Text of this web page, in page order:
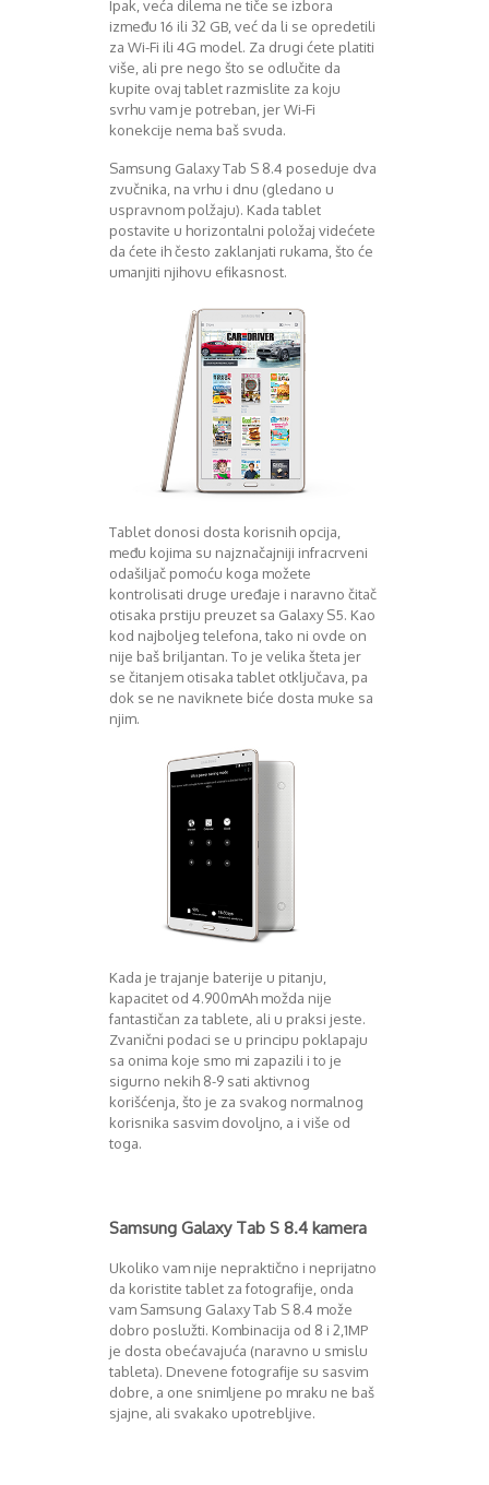
Ipak, veća dilema ne tiče se izbora
između 16 ili 32 GB, već da li se opredetili
za Wi-Fi ili 4G model. Za drugi ćete platiti
više, ali pre nego što se odlučite da
kupite ovaj tablet razmislite za koju
svrhu vam je potreban, jer Wi-Fi
konekcije nema baš svuda.
Samsung Galaxy Tab S 8.4 poseduje dva
zvučnika, na vrhu i dnu (gledano u
uspravnom polžaju). Kada tablet
postavite u horizontalni položaj videćete
da ćete ih često zaklanjati rukama, što će
umanjiti njihovu efikasnost.
Tablet donosi dosta korisnih opcija,
među kojima su najznačajniji infracrveni
odašiljač pomoću koga možete
kontrolisati druge uređaje i naravno čitač
otisaka prstiju preuzet sa Galaxy S5. Kao
kod najboljeg telefona, tako ni ovde on
nije baš briljantan. To je velika šteta jer
se čitanjem otisaka tablet otključava, pa
dok se ne naviknete biće dosta muke sa
njim.
Kada je trajanje baterije u pitanju,
kapacitet od 4.900mAh možda nije
fantastičan za tablete, ali u praksi jeste.
Zvanični podaci se u principu poklapaju
sa onima koje smo mi zapazili i to je
sigurno nekih 8-9 sati aktivnog
korišćenja, što je za svakog normalnog
korisnika sasvim dovoljno, a i više od
toga.
Samsung Galaxy Tab S 8.4 kamera
Ukoliko vam nije nepraktično i neprijatno
da koristite tablet za fotografije, onda
vam Samsung Galaxy Tab S 8.4 može
dobro poslužti. Kombinacija od 8 i 2,1MP
je dosta obećavajuća (naravno u smislu
tableta). Dnevene fotografije su sasvim
dobre, a one snimljene po mraku ne baš
sjajne, ali svakako upotrebljive.